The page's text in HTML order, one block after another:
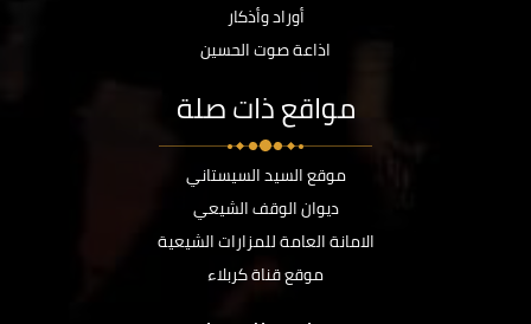
أوراد وأذكار
اذاعة صوت الحسين
مواقع ذات صلة
موقع السيد السيستاني
ديوان الوقف الشيعي
الامانة العامة للمزارات الشيعية
موقع قناة كربلاء